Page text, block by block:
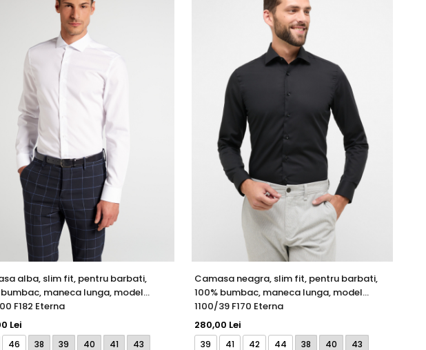
alba, slim fit, pentru barbati,
bumbac, maneca lunga, model
F182 Eterna
Lei
46 38 39 40 41 43
Camasa neagra, slim fit, pentru barbati,
100% bumbac, maneca lunga, model
1100/39 F170 Eterna
280,00 Lei
39 41 42 44 38 40 43